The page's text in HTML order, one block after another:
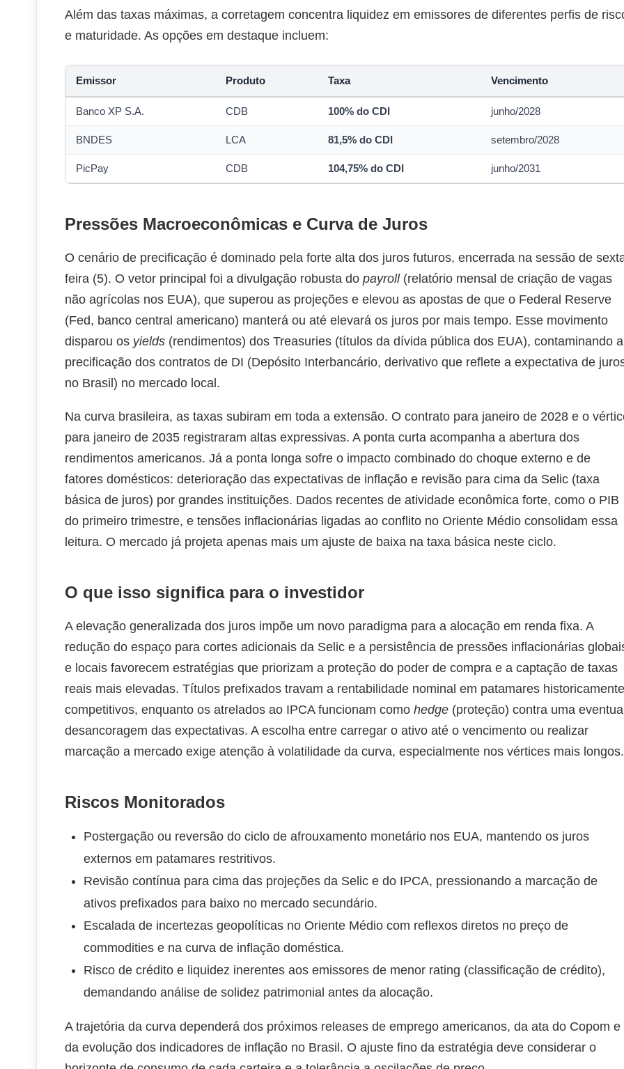
Além das taxas máximas, a corretagem concentra liquidez em emissores de diferentes perfis de
e maturidade. As opções em destaque incluem:
Emissor Produto Taxa Vencimento
Banco XP S.A. CDB 100% do CDI junho/2028
BNDES LCA 81,5% do CDI setembro/2028
PicPay CDB 104,75% do CDI junho/2031
Pressões Macroeconômicas e Curva de Juros
O cenário de precificação é dominado pela forte alta dos juros futuros, encerrada na sessão de
feira (5). O vetor principal foi a divulgação robusta do payroll(relatório mensal de criação de vagas
não agrícolas nos EUA), que superou as projeções e elevou as apostas de que o Federal Reserve
(Fed, banco central americano) manterá ou até elevará os juros por mais tempo. Esse movimento
disparou os yields (rendimentos) dos Treasuries (títulos da dívida pública dos EUA), contaminando a
precificação dos contratos de DI (Depósito Interbancário, derivativo que reflete a expectativa de
no Brasil) no mercado local.
Na curva brasileira, as taxas subiram em toda a extensão. O contrato para janeiro de 2028 e o
para janeiro de 2035 registraram altas expressivas. A ponta curta acompanha a abertura dos
rendimentos americanos. Já a ponta longa sofre o impacto combinado do choque externo e de
fatores domésticos: deterioração das expectativas de inflação e revisão para cima da Selic (taxa
básica de juros) por grandes instituições. Dados recentes de atividade econômica forte, como o PIB
do primeiro trimestre, e tensões inflacionárias ligadas ao conflito no Oriente Médio consolidam essa
leitura. O mercado já projeta apenas mais um ajuste de baixa na taxa básica neste ciclo.
O que isso significa para o investidor
A elevação generalizada dos juros impõe um novo paradigma para a alocação em renda fixa. A
redução do espaço para cortes adicionais da Selic e a persistência de pressões inflacionárias
e locais favorecem estratégias que priorizam a proteção do poder de compra e a captação de taxas
reais mais elevadas. Títulos prefixados travam a rentabilidade nominal em patamares historicamente
competitivos, enquanto os atrelados ao IPCA funcionam como hedge (proteção) contra uma
desancoragem das expectativas. A escolha entre carregar o ativo até o vencimento ou realizar
marcação a mercado exige atenção à volatilidade da curva, especialmente nos vértices mais longos.
Riscos Monitorados
Postergação ou reversão do ciclo de afrouxamento monetário nos EUA, mantendo os juros
externos em patamares restritivos.
Revisão contínua para cima das projeções da Selic e do IPCA, pressionando a marcação de
ativos prefixados para baixo no mercado secundário.
Escalada de incertezas geopolíticas no Oriente Médio com reflexos diretos no preço de
commodities e na curva de inflação doméstica.
Risco de crédito e liquidez inerentes aos emissores de menor rating (classificação de crédito),
demandando análise de solidez patrimonial antes da alocação.
A trajetória da curva dependerá dos próximos releases de emprego americanos, da ata do Copom e
da evolução dos indicadores de inflação no Brasil. O ajuste fino da estratégia deve considerar o